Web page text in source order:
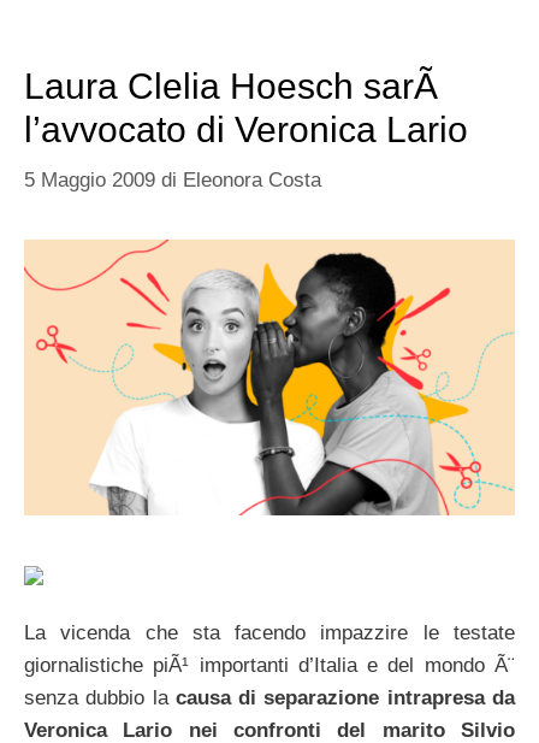
Laura Clelia Hoesch sarÃ
l’avvocato di Veronica Lario
5 Maggio 2009 di Eleonora Costa
La vicenda che sta facendo impazzire le testate
giornalistiche piÃ¹ importanti d’Italia e del mondo Ã¨
senza dubbio la causa di separazione intrapresa da
Veronica Lario nei confronti del marito Silvio